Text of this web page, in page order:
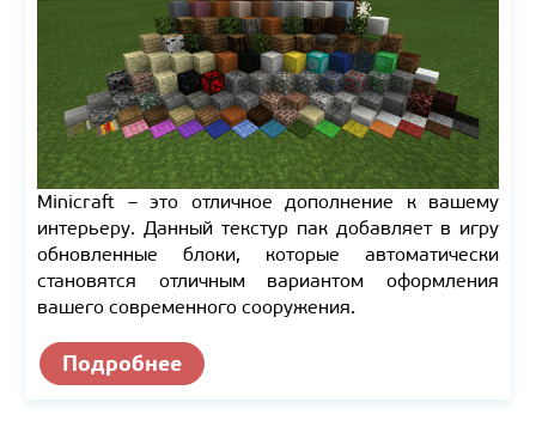
Minicraft – это отличное дополнение к вашему
интерьеру. Данный текстур пак добавляет в игру
обновленные блоки, которые автоматически
становятся отличным вариантом оформления
вашего современного сооружения.
Подробнее